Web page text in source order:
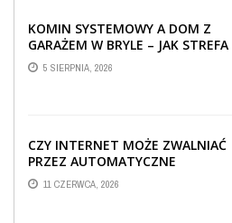
KOMIN SYSTEMOWY A DOM Z
GARAŻEM W BRYLE – JAK STREFA
TECHNICZNA WPŁYWA NA
PROWADZENIE ...
5 SIERPNIA, 2026
CZY INTERNET MOŻE ZWALNIAĆ
PRZEZ AUTOMATYCZNE
AKTUALIZACJE SYSTEMÓW SMART
TV?
11 CZERWCA, 2026